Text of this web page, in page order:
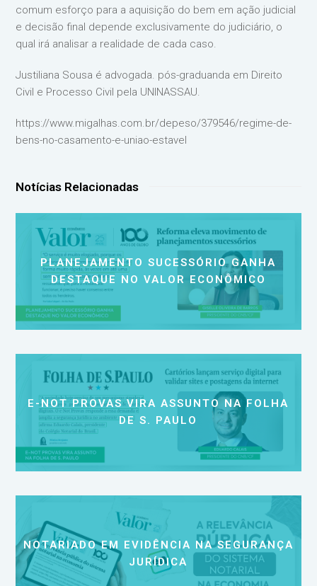
comum esforço para a aquisição do bem em ação judicial
e decisão final depende exclusivamente do judiciário, o
qual irá analisar a realidade de cada caso.
Justiliana Sousa é advogada. pós-graduanda em Direito
Civil e Processo Civil pela UNINASSAU.
https://www.migalhas.com.br/depeso/379546/regime-de-
bens-no-casamento-e-uniao-estavel
Notícias Relacionadas
PLANEJAMENTO SUCESSÓRIO GANHA
DESTAQUE NO VALOR ECONÔMICO
E-NOT PROVAS VIRA ASSUNTO NA FOLHA
DE S. PAULO
NOTARIADO EM EVIDÊNCIA NA SEGURANÇA
JURÍDICA